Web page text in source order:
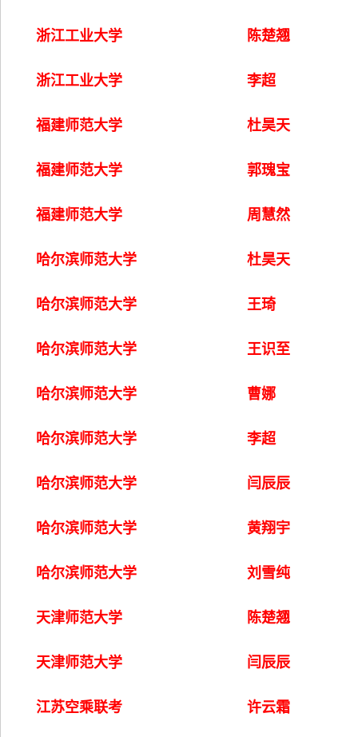
浙江工业大学 陈楚翘
浙江工业大学 李超
福建师范大学 杜昊天
福建师范大学 郭瑰宝
福建师范大学 周慧然
哈尔滨师范大学 杜昊天
哈尔滨师范大学 王琦
哈尔滨师范大学 王识至
哈尔滨师范大学 曹娜
哈尔滨师范大学 李超
哈尔滨师范大学 闫辰辰
哈尔滨师范大学 黄翔宇
哈尔滨师范大学 刘雪纯
天津师范大学 陈楚翘
天津师范大学 闫辰辰
江苏空乘联考 许云霜